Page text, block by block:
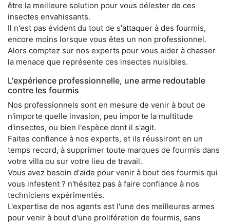
être la meilleure solution pour vous délester de ces
insectes envahissants.
Il n'est pas évident du tout de s'attaquer à des fourmis,
encore moins lorsque vous êtes un non professionnel.
Alors comptez sur nos experts pour vous aider à chasser
la menace que représente ces insectes nuisibles.
L'expérience professionnelle, une arme redoutable
contre les fourmis
Nos professionnels sont en mesure de venir à bout de
n'importe quelle invasion, peu importe la multitude
d'insectes, ou bien l'espèce dont il s'agit.
Faites confiance à nos experts, et ils réussiront en un
temps record, à supprimer toute marques de fourmis dans
votre villa ou sur votre lieu de travail.
Vous avez besoin d'aide pour venir à bout des fourmis qui
vous infestent ? n'hésitez pas à faire confiance à nos
techniciens expérimentés.
L'expertise de nos agents est l'une des meilleures armes
pour venir à bout d'une prolifération de fourmis, sans